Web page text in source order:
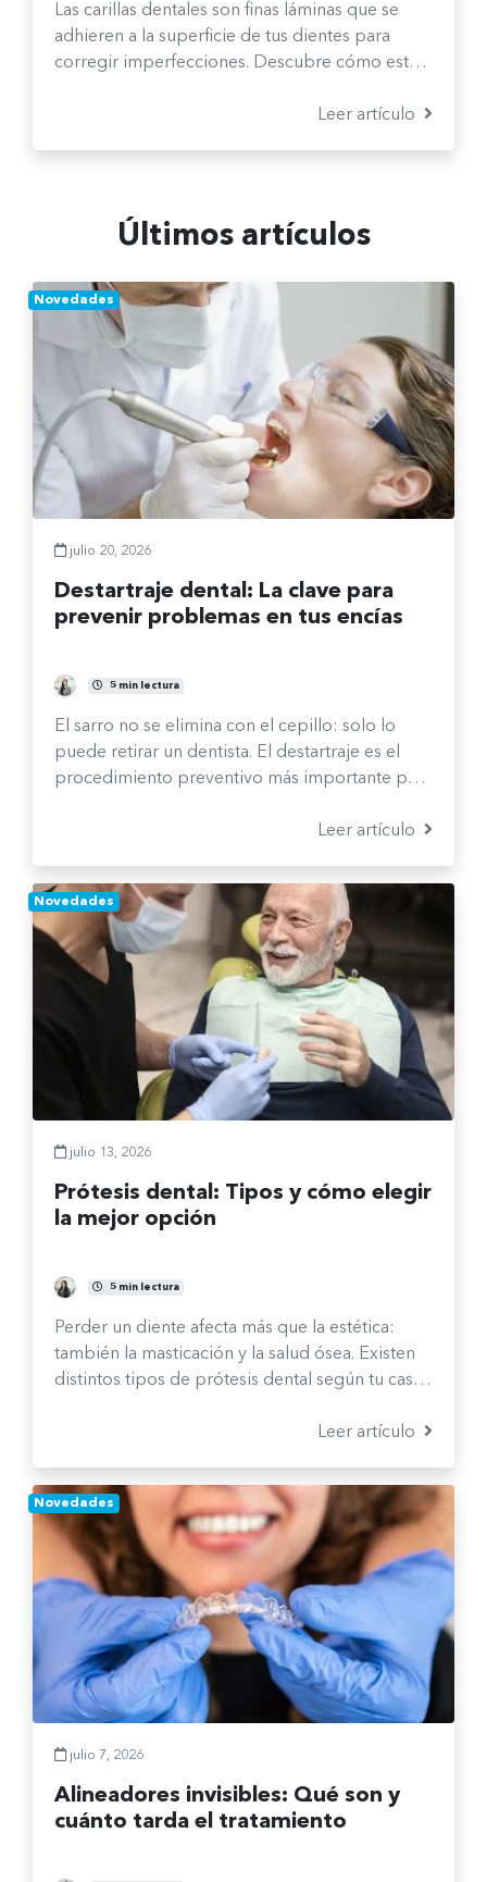
Las carillas dentales son finas láminas que se
adhieren a la superficie de tus dientes para
corregir imperfecciones. Descubre cómo esta
la forma y la alineación de tu sonrisa.Leer artículo
Últimos artículos
Novedades
julio 20, 2026
Destartraje dental: La clave para
prevenir problemas en tus encías
Fernanda Burgos Sepúlveda
5 min lectura
El sarro no se elimina con el cepillo: solo lo
puede retirar un dentista. El destartraje es el
procedimiento preventivo más importante para
Leer artículo
Novedades
julio 13, 2026
Prótesis dental: Tipos y cómo elegir
la mejor opción
María José Castro Ávalos
5 min lectura
Perder un diente afecta más que la estética:
también la masticación y la salud ósea. Existen
distintos tipos de prótesis dental según tu caso.
Leer artículo
Novedades
julio 7, 2026
Alineadores invisibles: Qué son y
cuánto tarda el tratamiento